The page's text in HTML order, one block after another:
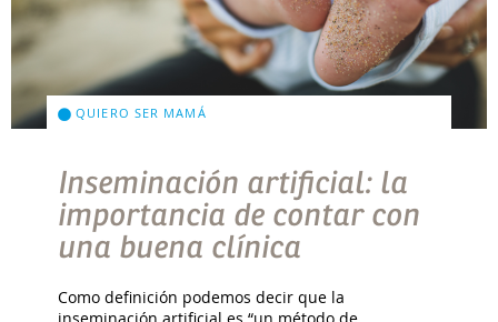
QUIERO SER MAMÁ
Inseminación artificial: la
importancia de contar con
una buena clínica
Como definición podemos decir que la